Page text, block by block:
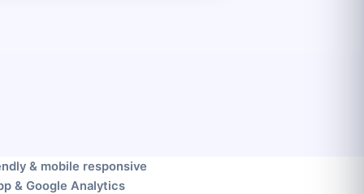
& mobile responsive
& Google Analytics